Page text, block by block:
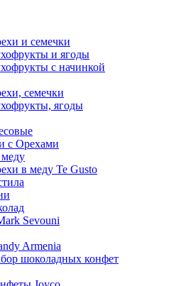
и семечки
и ягоды
с начинкой
семечки
ягоды
с Орехами
в меду Te Gusto
Sevouni
Armenia
шоколадных конфет